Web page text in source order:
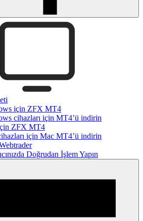
için ZFX MT4
cihazları için MT4’ü indirin
ZFX MT4
için Mac MT4’ü indirin
Doğrudan İşlem Yapın